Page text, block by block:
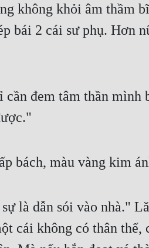
không khỏi âm thầm
bái 2 cái sư phụ. Hơn
đem tâm thần mình
bách, màu vàng kim
là dẫn sói vào nhà."
cái không có thân